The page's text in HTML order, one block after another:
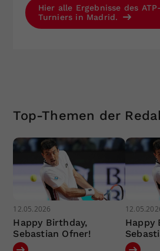
Hier alle Ergebnisse des
Turniers in Madrid.
Top-Themen der
12.05.2026
Happy Birthday,
Sebastian Ofner!
Happy